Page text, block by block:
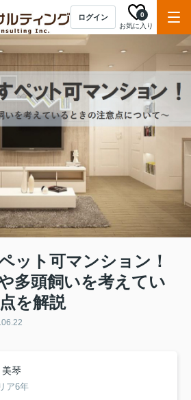
ログイン
お気に入り
0
ット可マンション！
多頭飼いを考えてい
を解説
琴
ア6年